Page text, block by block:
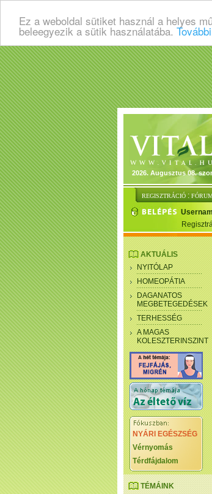
Ez a weboldal sütiket használ a helyes
beleegyezik a sütik használatába.
2026. Augusztus 08.
REGISZTRÁCIÓ :
AKTUÁLIS
NYITÓLAP
HOMEOPÁTIA
DAGANATOS
MEGBETEGEDÉSEK
TERHESSÉG
A MAGAS
KOLESZTERINSZINT
NYÁRI EGÉSZSÉG
Vérnyomás
Térdfájdalom
TÉMÁINK